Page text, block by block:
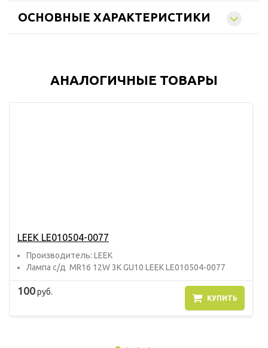
ОСНОВНЫЕ ХАРАКТЕРИСТИКИ
АНАЛОГИЧНЫЕ ТОВАРЫ
LEEK LE010504-0077
Прoизвoдитель: LEEK
Лампа с/д MR16 12W 3K GU10 LEEK LE010504-0077
100руб.
КУПИТЬ